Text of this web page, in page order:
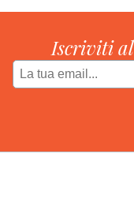
Iscriviti